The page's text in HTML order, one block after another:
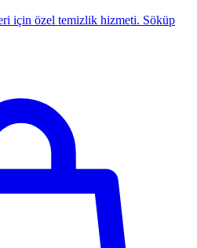
için özel temizlik hizmeti. Söküp